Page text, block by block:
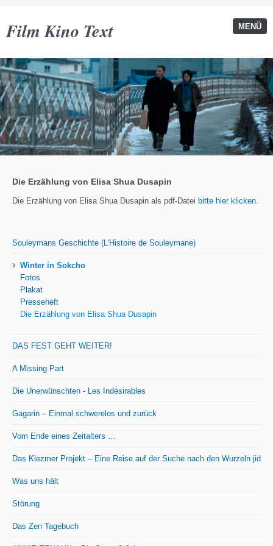
MENÜ
Film Kino Text
Die Erzählung von Elisa Shua Dusapin
Die Erzählung von Elisa Shua Dusapin als pdf-Datei bitte hier klicken.
Souleymans Geschichte (L'Histoire de Souleymane)
› Winter in Sokcho
Fotos
Plakat
Presseheft
Die Erzählung von Elisa Shua Dusapin
DAS FEST GEHT WEITER!
A Missing Part
Die Unerwünschten - Les Indésirables
Gagarin – Einmal schwerelos und zurück
Vom Ende eines Zeitalters …
Das Klezmer Projekt – Eine Reise auf der Suche nach den Wurzeln
Was uns hält
Störung
Das Zen Tagebuch